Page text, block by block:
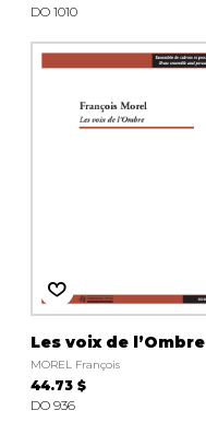
DO 1010
Les voix de l’Ombre
MOREL François
44.73 $
DO 936